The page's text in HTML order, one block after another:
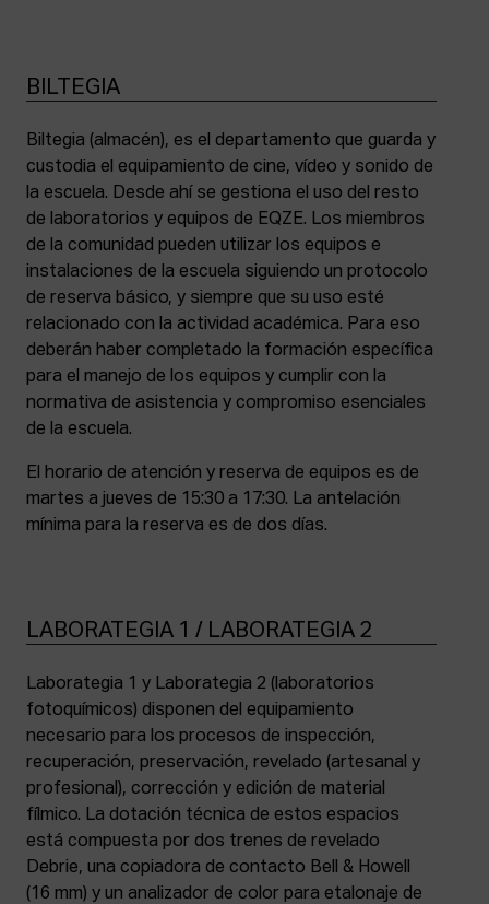
BILTEGIA
Biltegia (almacén), es el departamento que guarda y
custodia el equipamiento de cine, vídeo y sonido de
la escuela. Desde ahí se gestiona el uso del resto
de laboratorios y equipos de EQZE. Los miembros
de la comunidad pueden utilizar los equipos e
instalaciones de la escuela siguiendo un protocolo
de reserva básico, y siempre que su uso esté
relacionado con la actividad académica. Para eso
deberán haber completado la formación específica
para el manejo de los equipos y cumplir con la
normativa de asistencia y compromiso esenciales
de la escuela.
El horario de atención y reserva de equipos es de
martes a jueves de 15:30 a 17:30. La antelación
mínima para la reserva es de dos días.
LABORATEGIA 1 / LABORATEGIA 2
Laborategia 1 y Laborategia 2 (laboratorios
fotoquímicos) disponen del equipamiento
necesario para los procesos de inspección,
recuperación, preservación, revelado (artesanal y
profesional), corrección y edición de material
fílmico. La dotación técnica de estos espacios
está compuesta por dos trenes de revelado
Debrie, una copiadora de contacto Bell & Howell
(16 mm) y un analizador de color para etalonaje de